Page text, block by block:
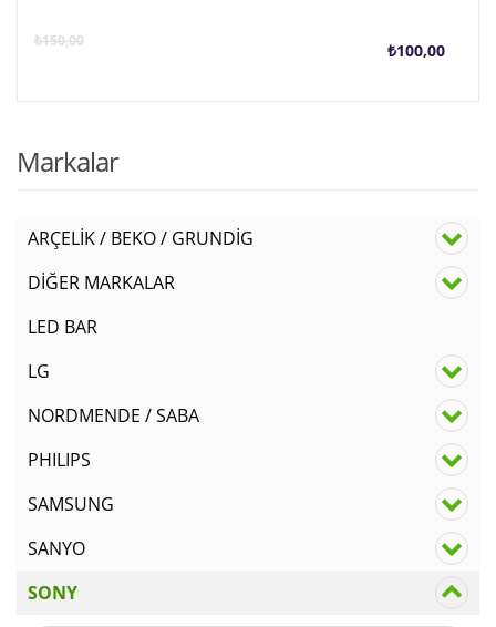
₺150,00 ₺100,00
Şu
Markalar
ARÇELİK / BEKO / GRUNDİG
DİĞER MARKALAR
LED BAR
LG
NORDMENDE / SABA
PHILIPS
SAMSUNG
SANYO
SONY